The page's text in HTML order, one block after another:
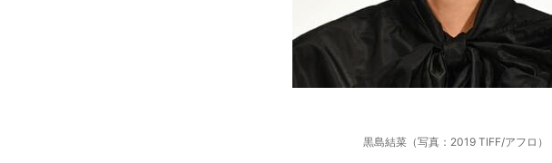
黒島結菜（写真：2019 TIFF/アフロ）